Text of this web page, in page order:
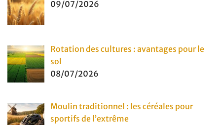
09/07/2026
Rotation des cultures : avantages pour le
sol
08/07/2026
Moulin traditionnel : les céréales pour
sportifs de l’extrême